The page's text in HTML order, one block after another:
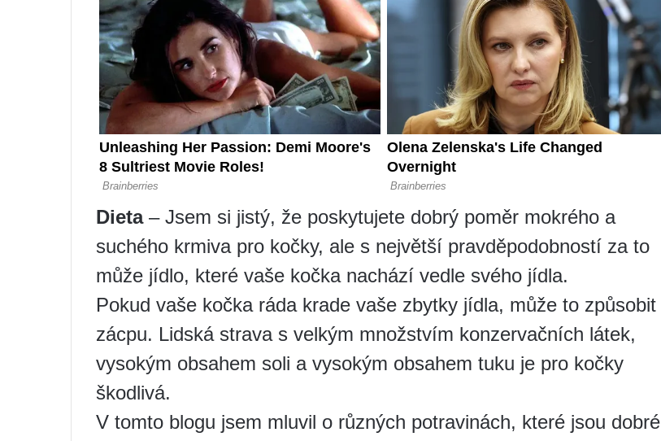
Dieta– Jsem si jistý, že poskytujete dobrý poměr mokrého a
suchého krmiva pro kočky, ale s největší pravděpodobností za to
může jídlo, které vaše kočka nachází vedle svého jídla.
Pokud vaše kočka ráda krade vaše zbytky jídla, může to způsobit
zácpu. Lidská strava s velkým množstvím konzervačních látek,
vysokým obsahem soli a vysokým obsahem tuku je pro kočky
škodlivá.
V tomto blogu jsem mluvil o různých potravinách, které jsou dobré